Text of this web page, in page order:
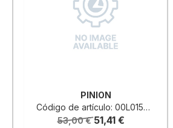
PINION
Código de artículo: 00L0155588E
53,00 € 51,41 €